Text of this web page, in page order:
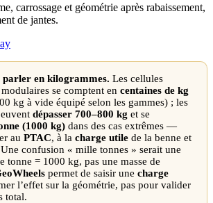
carrossage et géométrie après rabaissement,
de jantes.
parler en kilogrammes. Les cellules
se comptent encentaines de kg
kg à vide équipé selon les gammes) ; les
dépasser 700–800 kg et se
(1000 kg) dans des cas extrêmes —
auPTAC, à lacharge utile de la benne et
confusion « mille tonnes » serait une
tonne = 1000 kg, pas une masse de
permet de saisir unecharge
l’effet sur la géométrie, pas pour valider
total.